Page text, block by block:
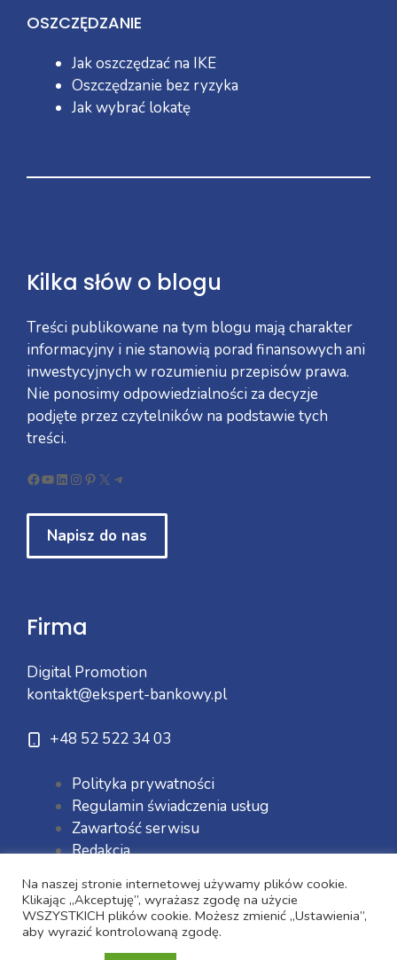
OSZCZĘDZANIE
Jak oszczędzać na IKE
Oszczędzanie bez ryzyka
Jak wybrać lokatę
Kilka słów o blogu
Treści publikowane na tym blogu mają charakter
informacyjny i nie stanowią porad finansowych ani
inwestycyjnych w rozumieniu przepisów prawa.
Nie ponosimy odpowiedzialności za decyzje
podjęte przez czytelników na podstawie tych
treści.
Facebook
YouTube
LinkedIn
Instagram
Pinterest
X Telegram
Napisz do nas
Firma
Digital Promotion
kontakt@ekspert-bankowy.pl
+48 52 522 34 03
Polityka prywatności
Regulamin świadczenia usług
Zawartość serwisu
Redakcja
Na naszej stronie internetowej używamy plików cookie.
Klikając „Akceptuję”, wyrażasz zgodę na użycie
WSZYSTKICH plików cookie. Możesz zmienić „Ustawienia”,
aby wyrazić kontrolowaną zgodę.